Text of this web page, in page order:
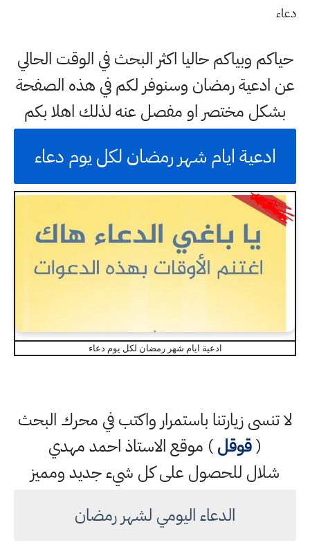
دعاء
حياكم وبياكم حاليا اكثر البحث في الوقت الحالي
عن ادعية رمضان وسنوفر لكم في هذه الصفحة
بشكل مختصر او مفصل عنه لذلك اهلا بكم
ادعية ايام شهر رمضان لكل يوم دعاء
ادعية ايام شهر رمضان لكل يوم دعاء
لا تنسى زيارتنا باستمرار واكتب في محرك البحث
(قوقل) موقع الاستاذ احمد مهدي
شلال للحصول على كل شيء جديد ومميز
الدعاء اليومي لشهر رمضان